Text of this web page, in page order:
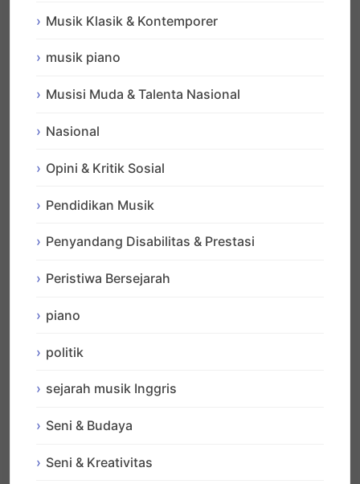
Musik Klasik & Kontemporer
musik piano
Musisi Muda & Talenta Nasional
Nasional
Opini & Kritik Sosial
Pendidikan Musik
Penyandang Disabilitas & Prestasi
Peristiwa Bersejarah
piano
politik
sejarah musik Inggris
Seni & Budaya
Seni & Kreativitas